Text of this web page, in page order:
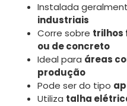
Instalada
industriais
Corre sobre trilhos
ou de concreto
Ideal para áreas
produção
Pode ser do tipo
Utiliza talha